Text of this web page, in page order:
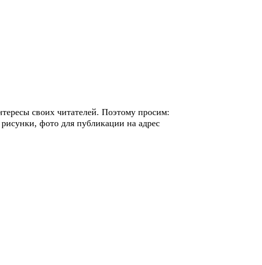
своих читателей. Поэтому просим:
фото для публикации на адрес